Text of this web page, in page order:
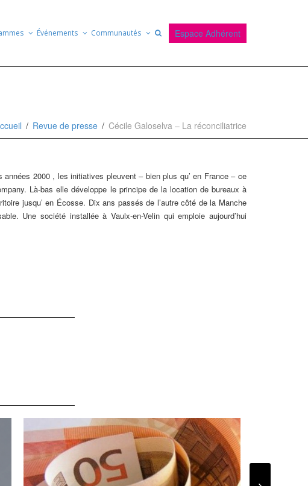
Événements Communautés Espace Adhérent
Revue de presse Cécile Galoselva – La réconciliatrice
2000 , les initiatives pleuvent – bien plus qu’ en France – ce
Là-bas elle développe le principe de la location de bureaux à
jusqu’ en Écosse. Dix ans passés de l’autre côté de la Manche
Une société installée à Vaulx-en-Velin qui emploie aujourd’hui